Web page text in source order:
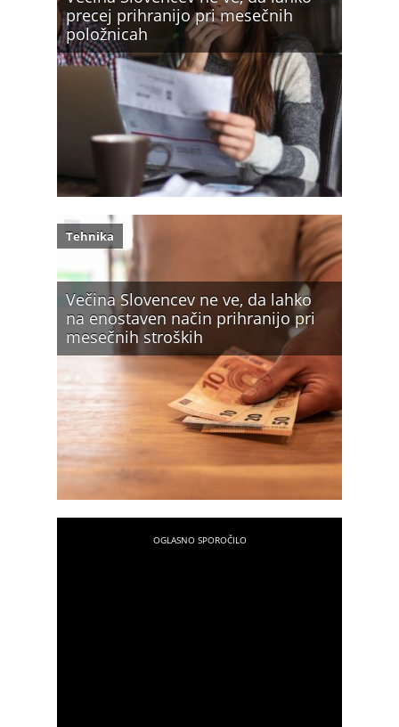
precej prihranijo pri mesečnih
položnicah
Večina Slovencev ne ve, da lahko
na enostaven način prihranijo pri
mesečnih stroških
Tehnika